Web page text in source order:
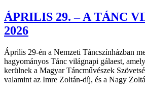
ÁPRILIS 29. – A TÁNC
2026
Április 29-én a Nemzeti Táncszínházban
hagyományos Tánc világnapi gálaest,
kerülnek a Magyar Táncművészek
valamint az Imre Zoltán-díj, és a Nagy